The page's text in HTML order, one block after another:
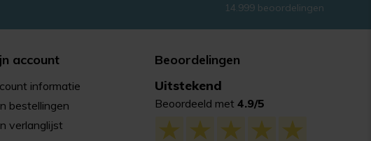
14.999 beoordelingen
account
informatie
bestellingen
verlanglijst
Beoordelingen
Uitstekend
Beoordeeld met 4.9/5